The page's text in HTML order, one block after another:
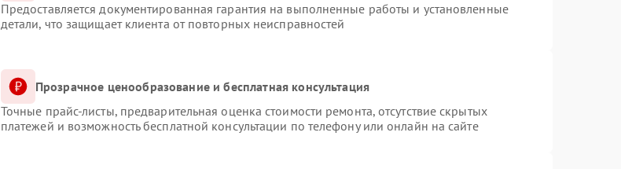
Предоставляется документированная гарантия на выполненные работы и установленные
детали, что защищает клиента от повторных неисправностей
Прозрачное ценообразование и бесплатная консультация
Точные прайс-листы, предварительная оценка стоимости ремонта, отсутствие скрытых
платежей и возможность бесплатной консультации по телефону или онлайн на сайте